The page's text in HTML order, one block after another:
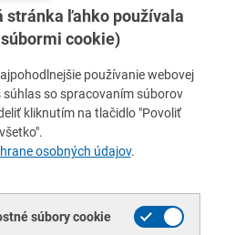
Ferona,prihláste
a získate
svoje aktuálne ceny
stránka ľahko používala
cookie)
používanie webovej
so spracovaním súborov
kliknutím na tlačidlo "Povoliť
všetko".
osobných údajov.
súbory cookie